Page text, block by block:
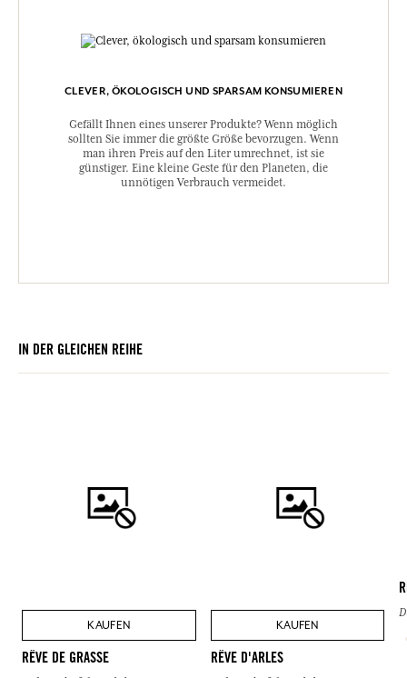
CLEVER, ÖKOLOGISCH UND SPARSAM KONSUMIEREN
Gefällt Ihnen eines unserer Produkte? Wenn möglich
sollten Sie immer die größte Größe bevorzugen. Wenn
man ihren Preis auf den Liter umrechnet, ist sie
günstiger. Eine kleine Geste für den Planeten, die
unnötigen Verbrauch vermeidet.
IN DER GLEICHEN REIHE
KAUFEN
RÊVE DE GRASSE
KAUFEN
RÊVE D'ARLES